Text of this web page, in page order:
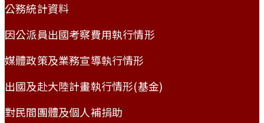
公務統計資料
因公派員出國考察費用執行情形
媒體政策及業務宣導執行情形
出國及赴大陸計畫執行情形(基金)
對民間團體及個人補捐助